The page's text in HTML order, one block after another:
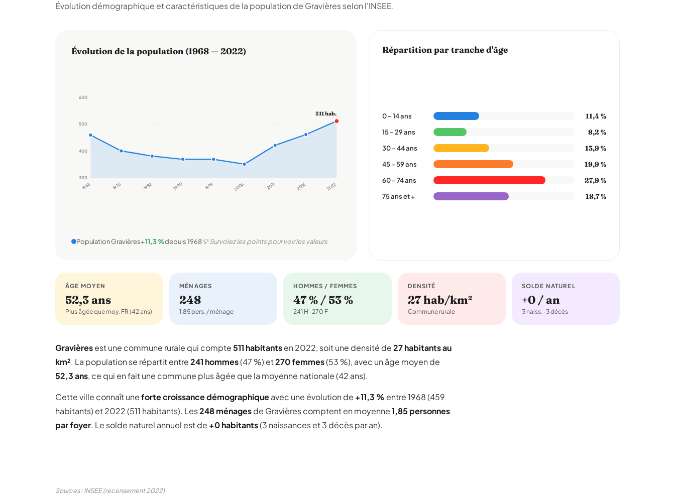
Évolution démographique et caractéristiques de la population de Gravières selon l'INSEE.
Évolution de la population (1968 — 2022)
300
400
500
600
1968 1975 1982 1990 1999 2006 2011 2016 2022
511 hab.
Population Gravières+11,3 %depuis 1968💡 Survolez les points pour voir les valeurs
Répartition par tranche d'âge
0 – 14 ans 11,4 %
15 – 29 ans 8,2 %
30 – 44 ans 13,9 %
45 – 59 ans 19,9 %
60 – 74 ans 27,9 %
75 ans et + 18,7 %
ÂGE MOYEN
52,3 ans
Plus âgée que moy. FR (42 ans)
MÉNAGES
248
1,85 pers. / ménage
HOMMES / FEMMES
47 % / 53 %
241 H · 270 F
DENSITÉ
27 hab/km²
Commune rurale
SOLDE NATUREL
+0 / an
3 naiss. · 3 décès
Gravièresest une commune rurale qui compte511 habitantsen 2022, soit une densité de27 habitants au
km². La population se répartit entre241 hommes(47 %) et270 femmes(53 %), avec un âge moyen de
52,3 ans, ce qui en fait une commune plus âgée que la moyenne nationale (42 ans).
Cette ville connaît uneforte croissance démographiqueavec une évolution de +11,3 % entre 1968 (459
habitants) et 2022 (511 habitants). Les248 ménagesde Gravières comptent en moyenne1,85 personnes
par foyer. Le solde naturel annuel est de +0 habitants(3 naissances et 3 décès par an).
Sources : INSEE (recensement 2022)